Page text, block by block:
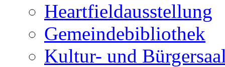
Heartfieldausstellung
Gemeindebibliothek
Kultur- und